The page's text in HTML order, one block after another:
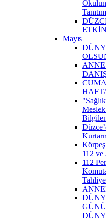
Mayıs
112 ve
112